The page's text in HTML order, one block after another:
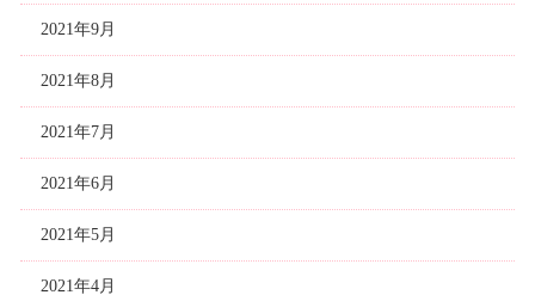
2021年9月
2021年8月
2021年7月
2021年6月
2021年5月
2021年4月